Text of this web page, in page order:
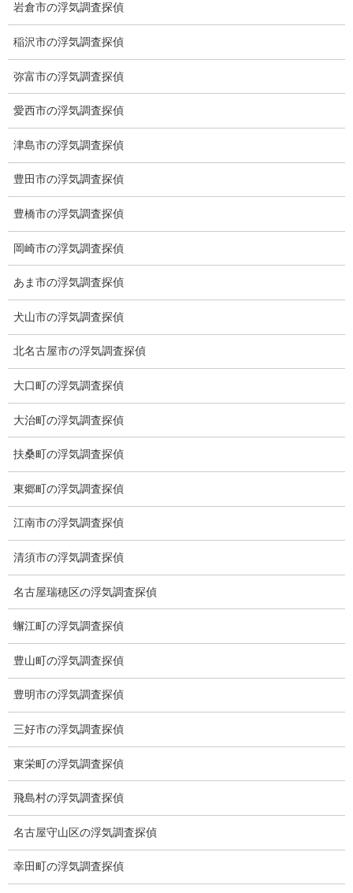
※弊社から24時間以内に返信が無い場合、再度LINE又はお電話を
お願いいたします。
カテゴリー
ブログ (496)
お知らせ (1)
トップ
クーリング・オフ
ワンストップサービス
アフターフォロー
ミライリサーチのお約束
当社のこだわり
契約後の安心と信頼
顧問弁護士のご案内
適正料金
稼働制って何？
探偵
探偵を本業
岩倉市の浮気調査探偵
稲沢市の浮気調査探偵
弥富市の浮気調査探偵
愛西市の浮気調査探偵
津島市の浮気調査探偵
豊田市の浮気調査探偵
豊橋市の浮気調査探偵
岡崎市の浮気調査探偵
あま市の浮気調査探偵
犬山市の浮気調査探偵
北名古屋市の浮気調査探偵
大口町の浮気調査探偵
大治町の浮気調査探偵
扶桑町の浮気調査探偵
東郷町の浮気調査探偵
江南市の浮気調査探偵
清須市の浮気調査探偵
名古屋瑞穂区の浮気調査探偵
蠏江町の浮気調査探偵
豊山町の浮気調査探偵
豊明市の浮気調査探偵
三好市の浮気調査探偵
東栄町の浮気調査探偵
飛島村の浮気調査探偵
名古屋守山区の浮気調査探偵
幸田町の浮気調査探偵